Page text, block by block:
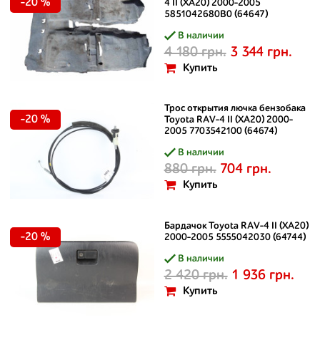
4 II (XA20) 2000-2005
5851042680B0 (64647)
В наличии
4 180 грн. 3 344 грн.
Купить
-20 %
Трос открытия лючка бензобака
Toyota RAV-4 II (XA20) 2000-
2005 7703542100 (64674)
В наличии
880 грн. 704 грн.
Купить
-20 %
Бардачок Toyota RAV-4 II (XA20)
2000-2005 5555042030 (64744)
В наличии
2 420 грн. 1 936 грн.
Купить
-20 %